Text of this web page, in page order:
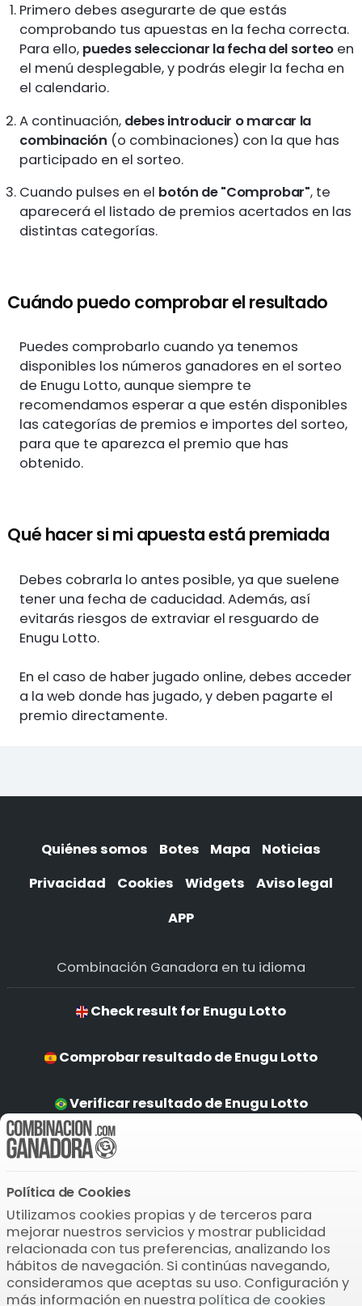
Primero debes asegurarte de que estás
comprobando tus apuestas en la fecha correcta.
Para ello, puedes seleccionar la fecha del sorteoen
el menú desplegable, y podrás elegir la fecha en
el calendario.
A continuación, debes introducir o marcar la
combinación (o combinaciones) con la que has
participado en el sorteo.
Cuando pulses en el botón de "Comprobar", te
aparecerá el listado de premios acertados en las
distintas categorías.
Cuándo puedo comprobar el resultado
Puedes comprobarlo cuando ya tenemos
disponibles los números ganadores en el sorteo
de Enugu Lotto, aunque siempre te
recomendamos esperar a que estén disponibles
las categorías de premios e importes del sorteo,
para que te aparezca el premio que has
obtenido.
Qué hacer si mi apuesta está premiada
Debes cobrarla lo antes posible, ya que suelene
tener una fecha de caducidad. Además, así
evitarás riesgos de extraviar el resguardo de
Enugu Lotto.
En el caso de haber jugado online, debes acceder
a la web donde has jugado, y deben pagarte el
premio directamente.
Quiénes somos Botes Mapa
Noticias
Privacidad
Cookies Widgets
Aviso legal
APP
Combinación Ganadora en tu idioma
Check result for Enugu Lotto
Comprobar resultado de Enugu Lotto
Verificar resultado de Enugu Lotto
Ergebnis prüfen von Enugu Lotto
Descarga la APP
Política de Cookies
Utilizamos cookies propias y de terceros para
mejorar nuestros servicios y mostrar publicidad
relacionada con tus preferencias, analizando los
hábitos de navegación. Si continúas navegando,
consideramos que aceptas su uso. Configuración y
más información en nuestra política de cookies